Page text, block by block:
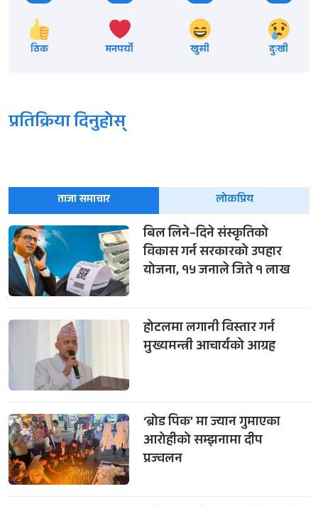
ठिक मनपर्यो खुसी दुःखी
प्रतिक्रिया दिनुहोस्
ताजा समाचार लोकप्रिय
बिल लिने–दिने संस्कृतिको
विकास गर्न सरकारको उपहार
योजना, १५ जनाले जिते १ लाख
होटलमा लगानी विस्तार गर्न
मुख्यमन्त्री आचार्यको आग्रह
‘ब्रोड पिक’ मा ज्यान गुमाएका
आरोहीको सम्झनामा दीप
प्रज्वलन